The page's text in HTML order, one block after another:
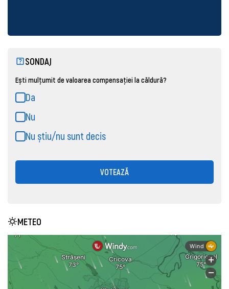
SONDAJ
Ești mulțumit de valoarea compensației la căldură?
Da
Nu
Nu știu/nu sunt decis
VOTEAZĂ
METEO